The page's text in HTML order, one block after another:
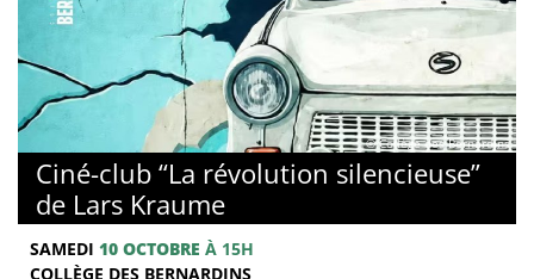
© Collège des Bernardins
Ciné-club “La révolution silencieuse”
de Lars Kraume
SAMEDI 10 OCTOBRE À 15H
COLLÈGE DES BERNARDINS